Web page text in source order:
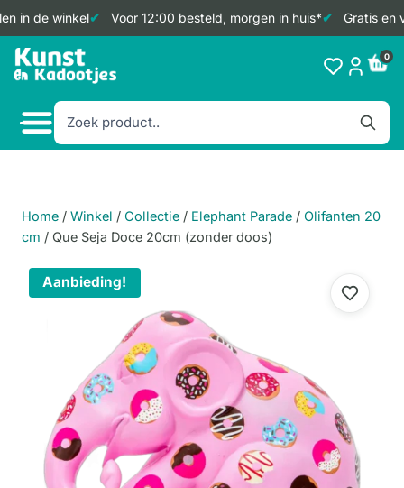
in de winkel Voor 12:00 besteld, morgen in huis* Gratis en
Doorgaan
naar
0
Home / Winkel / Collectie / Elephant Parade / Olifanten 20
cm / Que Seja Doce 20cm (zonder doos)
Aanbieding!